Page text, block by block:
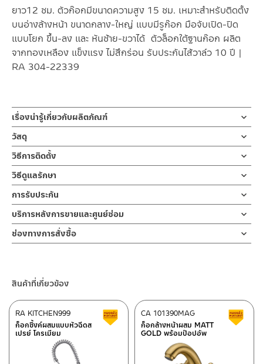
ยาว12 ซม. ตัวก๊อกมีขนาดความสูง 15 ซม. เหมาะสำหรับติดตั้ง
บนอ่างล้างหน้า ขนาดกลาง-ใหญ่ แบบมีรูก๊อก มือจับเปิด-ปิด
แบบโยก ขึ้น-ลง และ หันซ้าย-ขวาได้ ตัวล็อกใต้ฐานก๊อก ผลิต
จากทองเหลือง แข็งแรง ไม่สึกร่อน รับประกันไส้วาล์ว 10 ปี |
RA 304-22339
เรื่องน่ารู้เกี่ยวกับผลิตภัณฑ์
ก๊อกน้ำ ก๊อกน้ำอ่างล้างหน้า ก๊อกอ่างล้างมือ น้ำเย็น ผลิตจากสแตน
เลส เกรด 304 สีด้าน ปากก๊อกยาว 12 ซม. ตัวก๊อกมีความสูง 15 ซม.
ก้านเปิด-ปิดแบบโยก ขึ้น-ลง และ หันซ้าย-ขวา ตัวล็อกใต้ฐานก๊อก
ผลิตจากทองเหลือง ไม่สึกกร่อน ไม่ขึ้นสนิม รับประกันวาล์วน้ำไม่รั่วซึม
10 ปี
ก๊อกน้ำล้างหน้า ก๊อกน้ำล้างมือแบบ น้ำเย็น ผลิตจากสแตนเลส เกรด
304 สีด้าน ต้านการการกัดกร่อน ไม่ขึ้นสนิม ไม่เป็นรอยคราบน้ำ ปาก
ก๊อกยาวทำองศาการปล่อยน้ำได้อย่างเหมาะสม สะดวกต่อการชำระล้าง
น้ำไม่กระเด็นออกนอกอ่าง เหมาะกับอ่างล้างหน้า ขนาดกลาง-ใหญ่ การ
ทนทาน ไม่เป็นสนิม ใช้เพียงมือหมุนล็อค เพื่อเป็นการยืนยันความคงทน
วัสดุ
ก๊อกน้ำ
ผลิตจากสแตนเลส เกรด 304
วิธีการติดตั้ง
ข้อแนะนำในการติดตั้ง
ฝักบัว และ ชุดสายฉีดชำระ
สำหรับการติดตั้งใหม่ ให้ไล่ฝุ่น เศษทราย เศษท่อ ออกจากท่อน้ำก่อนติด
ตั้งสินค้า โดยปล่อยน้ำให้ไหลออกจากท่อนาน 1 นาที
เพื่อให้แรงน้ำพัดพาเศษละอองต่างๆ ออกจากท่อน้ำ มิเช่นนั้นสิ่งสกปรก
จะเข้าไปภายในสินค้าและสร้างความเสียหายได้
หากตรวจพบเศษละอองต่างๆในสินค้า จะไม่อยู่ในเงื่อนไขการรับประกัน
วิธีดูแลรักษา
คำแนะนำในการดูแลรักษาผลิตภัณฑ์
1. ไม่ทำสินค้าให้เกิดความเสียหายอื่น ๆ นอกจากการใช้งานปกติ เช่นไม่
ทำตก ไม่งัดหรือโยกสินค้าแรงๆ
2. ทำความสะอาดสินค้าโดยการใช้ผ้านุ่มๆชุบน้ำหมาดๆแล้วเช็ดให้แห้ง
3. ห้ามใช้สารเคมีที่มีฤทธิ์เป็นกรด ในการทำความสะอาด เนื่องจากผิว
บนตัวสินค้า ซึ่งจะสร้างความเสียหายให้เกิดขึ้นกับผิวของสินค้าได้
การรับประกัน
รับประกันไส้วาล์ว ไม่รั่วซึม 10 ปี
บริการหลังการขายและศูนย์ซ่อม
ช่องทางออนไลน์
– Email: contact@charnpaiboon.com
ช่องทางการสั่งซื้อ
– Shopee
–Lazada
–ซื้อสินค้าชิ้นนี้บน Shopee>> คลิกที่นี่<<
–ซื้อสินค้าชิ้นนี้บน Lazada คลิกที่นี่<<
ติดต่อพนักงานขาย / Contact Sales Staff
สินค้าที่เกี่ยวข้อง
ก็อกซิ้งค์ผสมแบบหัวฉีดส
เปรย์ โครเมียม
RA KITCHEN999 สินค้าลดราคา เคลียร์สต็อก
ก็อกล้างหน้าผสม MATT
GOLD พร้อมป๊อปอัพ
CA 101390MAG